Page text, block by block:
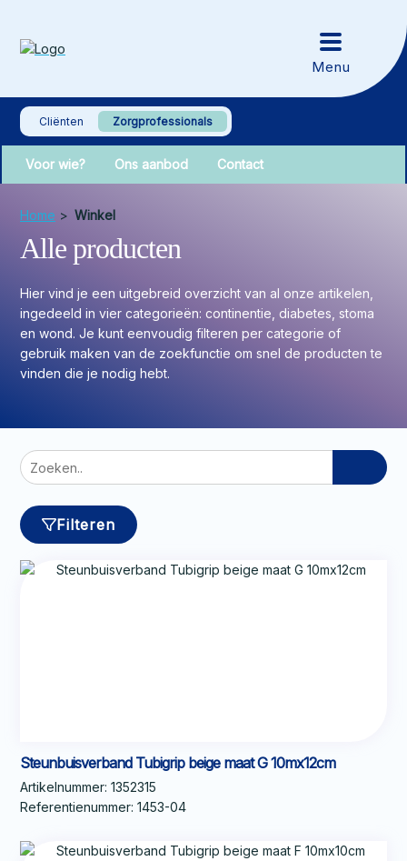
Cliënten Zorgprofessionals
Voor wie? Ons aanbod Contact
Home > Winkel
Alle producten
Hier vind je een uitgebreid overzicht van al onze artikelen,
ingedeeld in vier categorieën: continentie, diabetes, stoma
en wond. Je kunt eenvoudig filteren per categorie of
gebruik maken van de zoekfunctie om snel de producten te
vinden die je nodig hebt.
Zoeken
naar:
Filteren
Steunbuisverband Tubigrip beige maat G 10mx12cm
Artikelnummer: 1352315
Referentienummer: 1453-04